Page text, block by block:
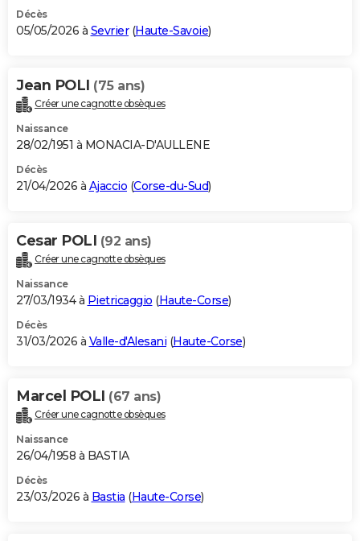
Décès
05/05/2026 à Sevrier(Haute-Savoie)
Jean POLI (75 ans)
Créer une cagnotte obsèques
Naissance
28/02/1951 à MONACIA-D'AULLENE
Décès
21/04/2026 à Ajaccio (Corse-du-Sud)
Cesar POLI (92 ans)
Créer une cagnotte obsèques
Naissance
27/03/1934 à Pietricaggio (Haute-Corse)
Décès
31/03/2026 à Valle-d'Alesani (Haute-Corse)
Marcel POLI (67 ans)
Créer une cagnotte obsèques
Naissance
26/04/1958 à BASTIA
Décès
23/03/2026 à Bastia (Haute-Corse)